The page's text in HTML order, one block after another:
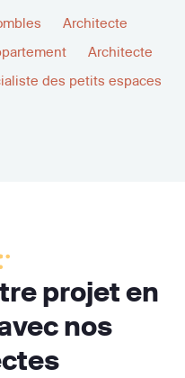
Architecte
Architecte
des petits espaces
projet en
nos